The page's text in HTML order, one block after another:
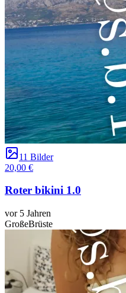
11 Bilder
20,00 €
Roter bikini 1.0
vor 5 Jahren
GroßeBrüste